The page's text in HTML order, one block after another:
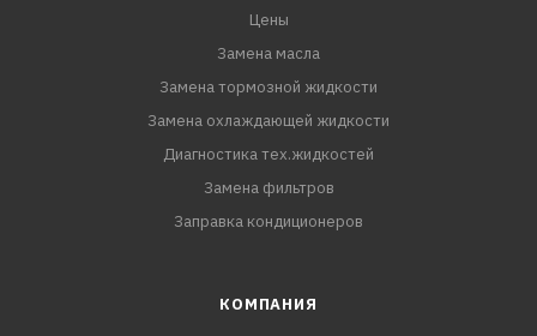
Цены
Замена масла
Замена тормозной жидкости
Замена охлаждающей жидкости
Диагностика тех.жидкостей
Замена фильтров
Заправка кондиционеров
КОМПАНИЯ